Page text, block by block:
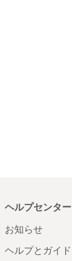
ヘルプセンター
お知らせ
ヘルプとガイド